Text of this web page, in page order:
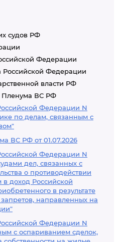
судов РФ
Федерации
Российской Федерации
власти РФ
Пленума ВС РФ
Федерации N
по делам, связанным с
ВС РФ от 01.07.2026
Федерации N
дел, связанных с
о противодействии
доход Российской
в результате
направленных на
Федерации N
с оспариванием сделок,